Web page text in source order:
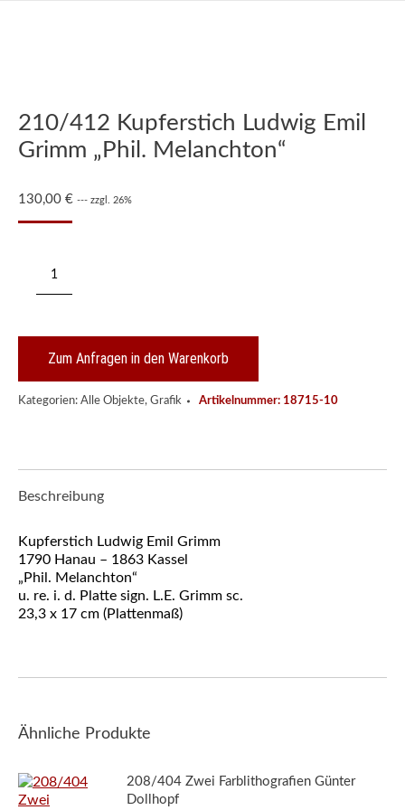
210/412 Kupferstich Ludwig Emil
Grimm „Phil. Melanchton“
130,00 € --- zzgl. 26%
Kupferstich
Ludwig
Grimm
"Phil.Zum Anfragen in den Warenkorb
Kategorien: Alle Objekte, Grafik Artikelnummer: 18715-10
Beschreibung
Kupferstich Ludwig Emil Grimm
1790 Hanau – 1863 Kassel
„Phil. Melanchton“
u. re. i. d. Platte sign. L.E. Grimm sc.
23,3 x 17 cm (Plattenmaß)
Ähnliche Produkte
208/404 Zwei Farblithografien Günter
Dollhopf